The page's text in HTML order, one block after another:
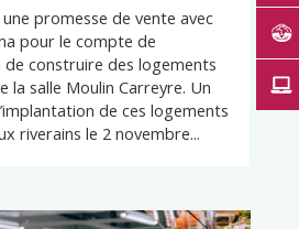
promesse de vente avec
pour le compte de
construire des logements
la salle Moulin Carreyre. Un
de ces logements
riverains le 2 novembre...